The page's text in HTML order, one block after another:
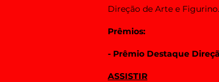
Direção de Arte e Figurino.
Prêmios:
- Prêmio Destaque
ASSISTIR